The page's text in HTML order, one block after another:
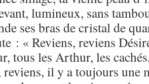
lumineux, sans
ses bras de cristal de
: « Reviens, reviens
tous les Arthur, les
il y a toujours une